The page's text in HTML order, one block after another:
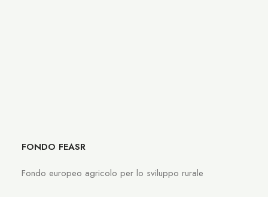
FONDO FEASR
Fondo europeo agricolo per lo sviluppo rurale